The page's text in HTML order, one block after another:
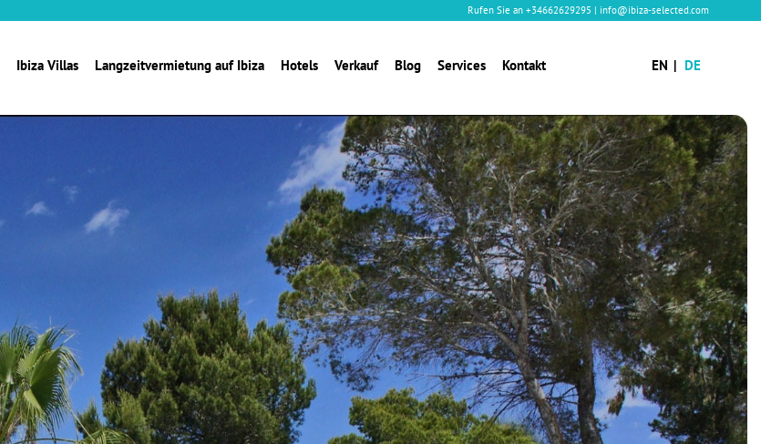
Rufen Sie an +34662629295 | info@ibiza-selected.com
Ibiza Villas Langzeitvermietung auf Ibiza Hotels Verkauf Blog Services Kontakt EN DE